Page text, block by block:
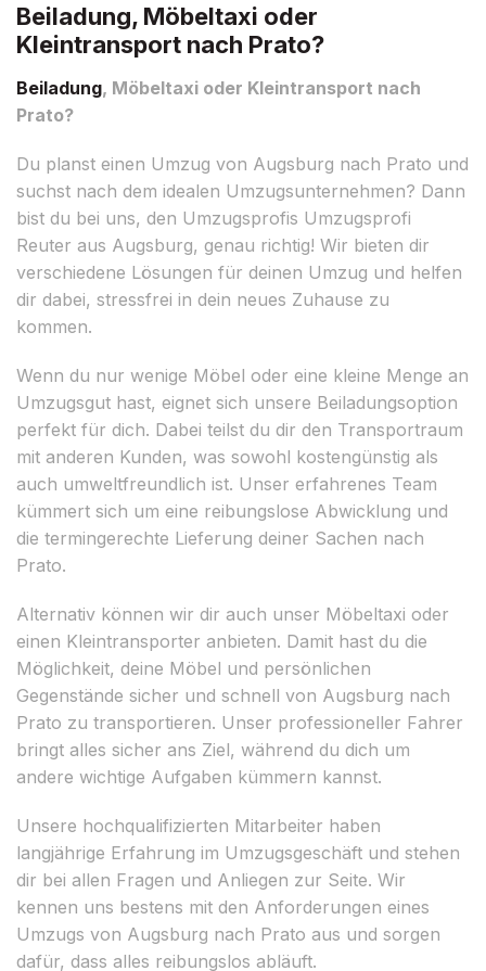
Beiladung, Möbeltaxi oder
Kleintransport nach Prato?
Beiladung, Möbeltaxi oder Kleintransport nach
Prato?
Du planst einen Umzug von Augsburg nach Prato und
suchst nach dem idealen Umzugsunternehmen? Dann
bist du bei uns, den Umzugsprofis Umzugsprofi
Reuter aus Augsburg, genau richtig! Wir bieten dir
verschiedene Lösungen für deinen Umzug und helfen
dir dabei, stressfrei in dein neues Zuhause zu
kommen.
Wenn du nur wenige Möbel oder eine kleine Menge an
Umzugsgut hast, eignet sich unsere Beiladungsoption
perfekt für dich. Dabei teilst du dir den Transportraum
mit anderen Kunden, was sowohl kostengünstig als
auch umweltfreundlich ist. Unser erfahrenes Team
kümmert sich um eine reibungslose Abwicklung und
die termingerechte Lieferung deiner Sachen nach
Prato.
Alternativ können wir dir auch unser Möbeltaxi oder
einen Kleintransporter anbieten. Damit hast du die
Möglichkeit, deine Möbel und persönlichen
Gegenstände sicher und schnell von Augsburg nach
Prato zu transportieren. Unser professioneller Fahrer
bringt alles sicher ans Ziel, während du dich um
andere wichtige Aufgaben kümmern kannst.
Unsere hochqualifizierten Mitarbeiter haben
langjährige Erfahrung im Umzugsgeschäft und stehen
dir bei allen Fragen und Anliegen zur Seite. Wir
kennen uns bestens mit den Anforderungen eines
Umzugs von Augsburg nach Prato aus und sorgen
dafür, dass alles reibungslos abläuft.